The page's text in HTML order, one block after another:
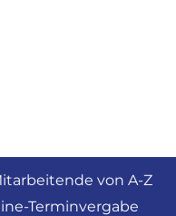
von A-Z
Terminvergabe